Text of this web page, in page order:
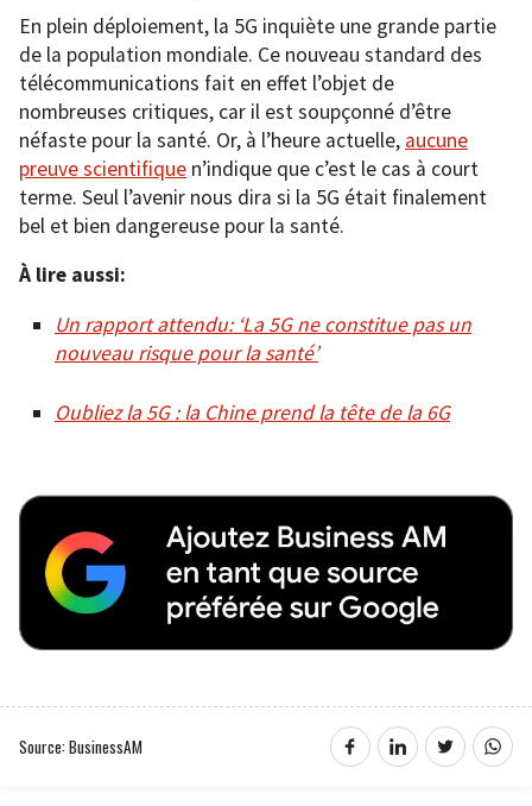
En plein déploiement, la 5G inquiète une grande partie
de la population mondiale. Ce nouveau standard des
télécommunications fait en effet l’objet de
nombreuses critiques, car il est soupçonné d’être
néfaste pour la santé. Or, à l’heure actuelle, aucune
preuve scientifique n’indique que c’est le cas à court
terme. Seul l’avenir nous dira si la 5G était finalement
bel et bien dangereuse pour la santé.
À lire aussi:
Un rapport attendu: ‘La 5G ne constitue pas un
nouveau risque pour la santé’
Oubliez la 5G : la Chine prend la tête de la 6G
Source: BusinessAM